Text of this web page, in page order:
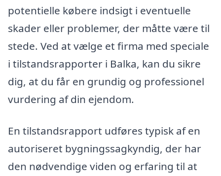
potentielle købere indsigt i eventuelle
skader eller problemer, der måtte være til
stede. Ved at vælge et firma med speciale
i tilstandsrapporter i Balka, kan du sikre
dig, at du får en grundig og professionel
vurdering af din ejendom.
En tilstandsrapport udføres typisk af en
autoriseret bygningssagkyndig, der har
den nødvendige viden og erfaring til at